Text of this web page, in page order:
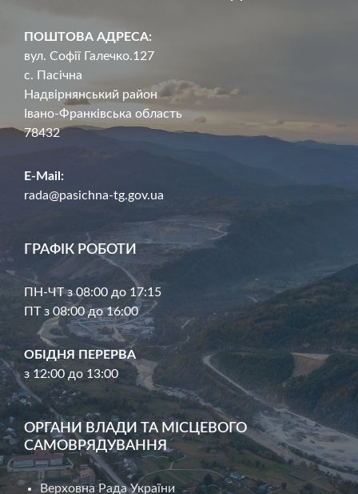
ПОШТОВА АДРЕСА:
вул. Софії Галечко.127
с. Пасічна
Надвірнянський район
Івано-Франківська область
78432
E-Mail:
rada@pasichna-tg.gov.ua
ГРАФІК РОБОТИ
ПН-ЧТ з 08:00 до 17:15
ПТ з 08:00 до 16:00
ОБІДНЯ ПЕРЕРВА
з 12:00 до 13:00
ОРГАНИ ВЛАДИ ТА МІСЦЕВОГО
САМОВРЯДУВАННЯ
Верховна Рада України